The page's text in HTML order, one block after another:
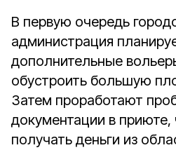
В первую очередь
администрация
дополнительные
обустроить большую
Затем проработают
документации в
получать деньги из